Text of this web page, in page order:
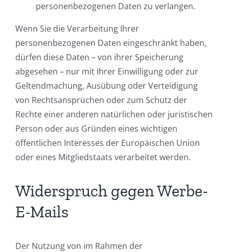
personenbezogenen Daten zu verlangen.
Wenn Sie die Verarbeitung Ihrer
personenbezogenen Daten eingeschränkt haben,
dürfen diese Daten – von ihrer Speicherung
abgesehen – nur mit Ihrer Einwilligung oder zur
Geltendmachung, Ausübung oder Verteidigung
von Rechtsansprüchen oder zum Schutz der
Rechte einer anderen natürlichen oder juristischen
Person oder aus Gründen eines wichtigen
öffentlichen Interesses der Europäischen Union
oder eines Mitgliedstaats verarbeitet werden.
Widerspruch gegen Werbe-
E-Mails
Der Nutzung von im Rahmen der